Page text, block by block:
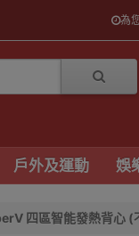
為
戶外及運動 娛
四區智能發熱背心 (